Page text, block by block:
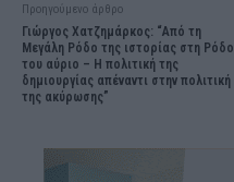
Προηγούμενο άρθρο
Γιώργος Χατζημάρκος: “Από τη
Μεγάλη Ρόδο της ιστορίας στη Ρόδο
του αύριο – Η πολιτική της
δημιουργίας απέναντι στην πολιτική
της ακύρωσης”